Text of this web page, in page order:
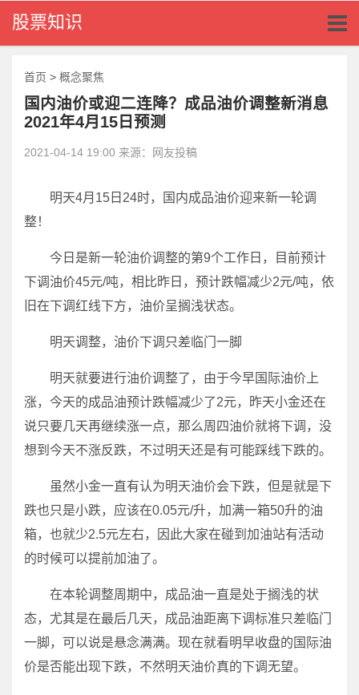
股票知识
首页 > 概念聚焦
国内油价或迎二连降？成品油价调整新消息
2021年4月15日预测
2021-04-14 19:00 来源：网友投稿
明天4月15日24时，国内成品油价迎来新一轮调
整！
今日是新一轮油价调整的第9个工作日，目前预计
下调油价45元/吨，相比昨日，预计跌幅减少2元/吨，依
旧在下调红线下方，油价呈搁浅状态。
明天调整，油价下调只差临门一脚
明天就要进行油价调整了，由于今早国际油价上
涨，今天的成品油预计跌幅减少了2元，昨天小金还在
说只要几天再继续涨一点，那么周四油价就将下调，没
想到今天不涨反跌，不过明天还是有可能踩线下跌的。
虽然小金一直有认为明天油价会下跌，但是就是下
跌也只是小跌，应该在0.05元/升，加满一箱50升的油
箱，也就少2.5元左右，因此大家在碰到加油站有活动
的时候可以提前加油了。
在本轮调整周期中，成品油一直是处于搁浅的状
态，尤其是在最后几天，成品油距离下调标准只差临门
一脚，可以说是悬念满满。现在就看明早收盘的国际油
价是否能出现下跌，不然明天油价真的下调无望。